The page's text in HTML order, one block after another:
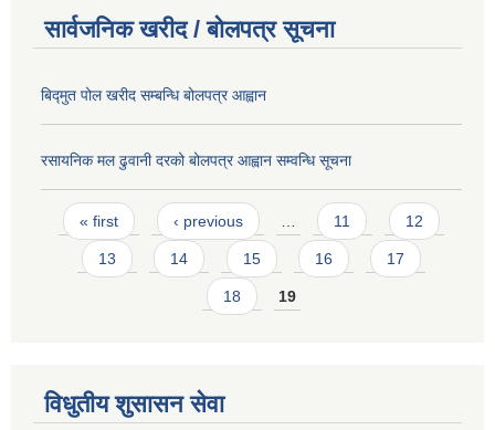
सार्वजनिक खरीद / बोलपत्र सूचना
बिद्मुत पोल खरीद सम्बन्धि बोलपत्र आह्वान
रसायनिक मल ढुवानी दरको बोलपत्र आह्वान सम्वन्धि सूचना
Pages
« first ‹ previous 11 12
13 14 15 16 17
18 19
विधुतीय शुसासन सेवा